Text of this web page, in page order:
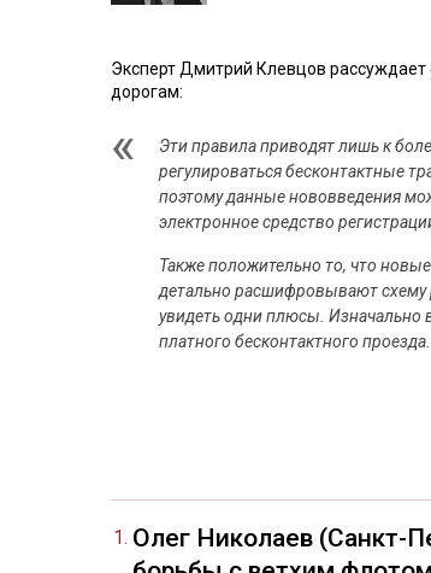
Эксперт Дмитрий Клевцов
дорогам:
Эти правила приводят лишь к
регулироваться бесконтактные
поэтому данные нововведения
электронное средство
Также положительно то, что
детально расшифровывают схему
увидеть одни плюсы. Изначально
платного бесконтактного проезда.
Олег Николаев (Санкт-